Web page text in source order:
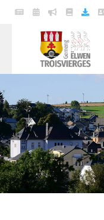
COMMUNE
SERVICES
VIE PRATIQUE